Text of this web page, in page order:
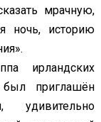
мрачную,
ночь, историю
ирландских
приглашён
удивительно